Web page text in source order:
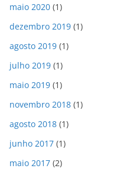
maio 2020 (1)
dezembro 2019 (1)
agosto 2019 (1)
julho 2019 (1)
maio 2019 (1)
novembro 2018 (1)
agosto 2018 (1)
junho 2017 (1)
maio 2017 (2)